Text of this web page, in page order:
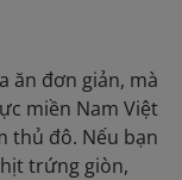
ăn đơn giản, mà
miền Nam Việt
thủ đô. Nếu bạn
trứng giòn,